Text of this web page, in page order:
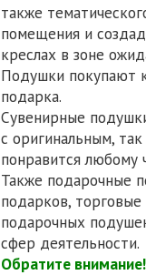
также
помещения и
креслах в зоне
Подушки покупают
подарка.
Сувенирные
с оригинальным,
понравится любому
Также подарочные
подарков,
подарочных
сфер деятельности.
Обратите внимание!